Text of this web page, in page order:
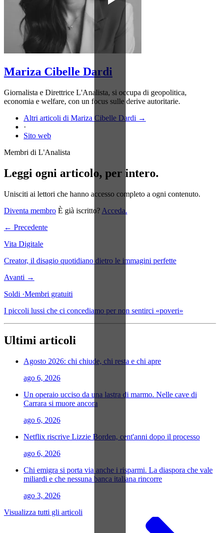
Mariza Cibelle Dardi
Giornalista e Direttrice L'Analista, si occupa di geopolitica,
economia e welfare, con un focus sulle derive autoritarie.
Altri articoli di Mariza Cibelle Dardi →
·
Sito web
Membri di L'Analista
Leggi ogni articolo, per intero.
Unisciti ai lettori che hanno accesso completo a ogni contenuto.
Diventa membro È già iscritto? Acceda.
← Precedente
Vita Digitale
Creator, il disagio quotidiano dietro le immagini perfette
Avanti →
Soldi ·Membri gratuiti
I piccoli lussi che ci concediamo per non sentirci «poveri»
Ultimi articoli
Agosto 2026: chi chiude, chi resta e chi apre
ago 6, 2026
Un operaio ucciso da una lastra di marmo. Nelle cave di
Carrara si muore ancora
ago 6, 2026
Netflix riscrive Lizzie Borden, cent'anni dopo il processo
ago 6, 2026
Chi emigra si porta via anche i risparmi. La diaspora che vale
miliardi e che nessuna banca italiana rincorre
ago 3, 2026
Visualizza tutti gli articoli